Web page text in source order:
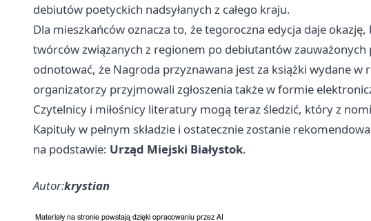
debiutów poetyckich nadsyłanych z całego kraju.
Dla mieszkańców oznacza to, że tegoroczna edycja daje
twórców związanych z regionem po debiutantów
odnotować, że Nagroda przyznawana jest za książki wydane w
organizatorzy przyjmowali zgłoszenia także w formie
Czytelnicy i miłośnicy literatury mogą teraz śledzić, który z
Kapituły w pełnym składzie i ostatecznie zostanie
na podstawie: Urząd Miejski Białystok.
Autor:krystian